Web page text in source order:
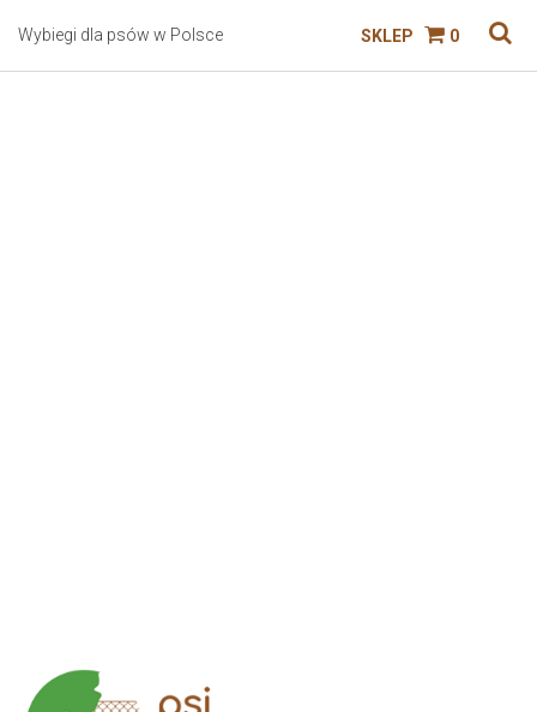
Wybiegi dla psów w Polsce SKLEP 0